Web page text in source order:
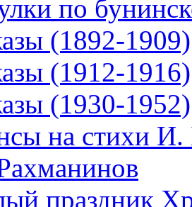
по
(1892-1909)
(1912-1916)
(1930-1952)
на стихи И.
праздник